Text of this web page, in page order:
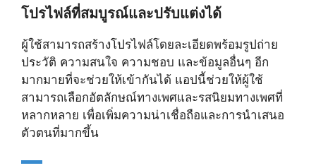
โปรไฟล์ที่สมบูรณ์และปรับแต่งได้
ผู้ใช้สามารถสร้างโปรไฟล์โดยละเอียดพร้อมรูปถ่าย
ประวัติ ความสนใจ ความชอบ และข้อมูลอื่นๆ อีก
มากมายที่จะช่วยให้เข้ากันได้ แอปนี้ช่วยให้ผู้ใช้
สามารถเลือกอัตลักษณ์ทางเพศและรสนิยมทางเพศที่
หลากหลาย เพื่อเพิ่มความน่าเชื่อถือและการนำเสนอ
ตัวตนที่มากขึ้น